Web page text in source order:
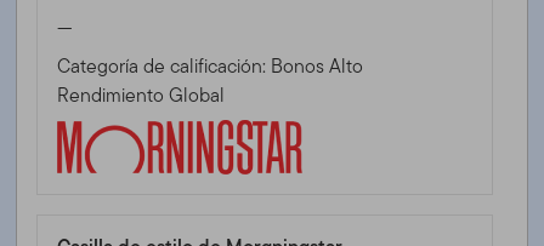
—
Categoría de calificación: Bonos Alto
Rendimiento Global